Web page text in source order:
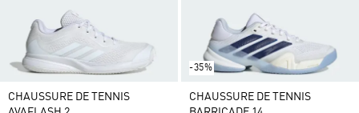
CHAUSSURE DE TENNIS
-35%
CHAUSSURE DE TENNIS